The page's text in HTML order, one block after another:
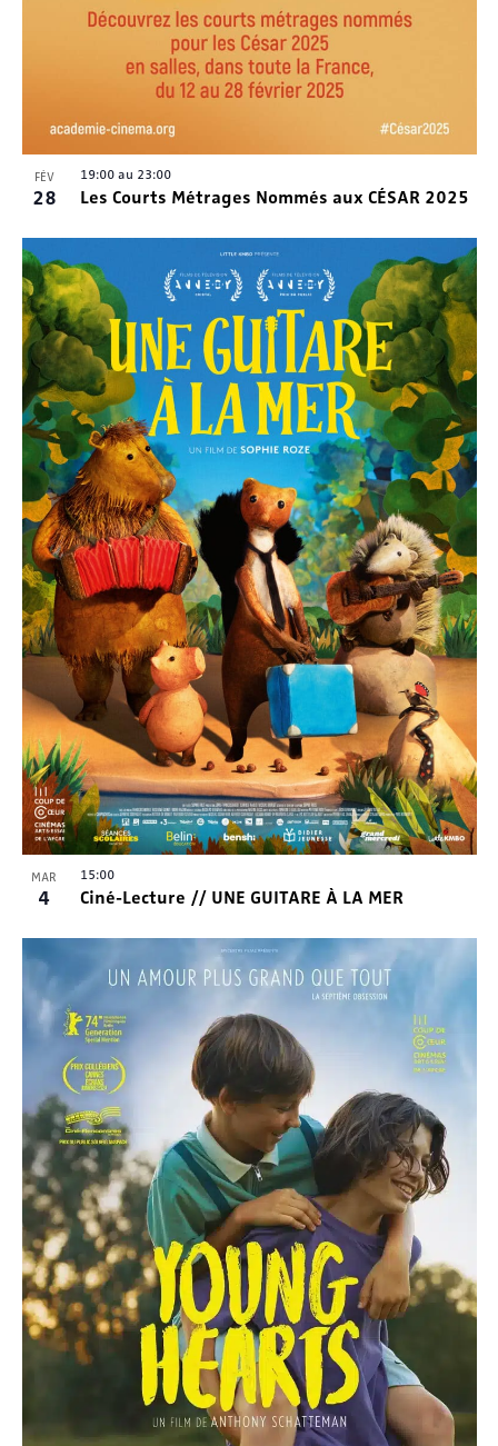
FÉV
28
19:00au 23:00
Les Courts Métrages Nommés aux CÉSAR 2025
MAR
4
15:00
Ciné-Lecture // UNE GUITARE À LA MER